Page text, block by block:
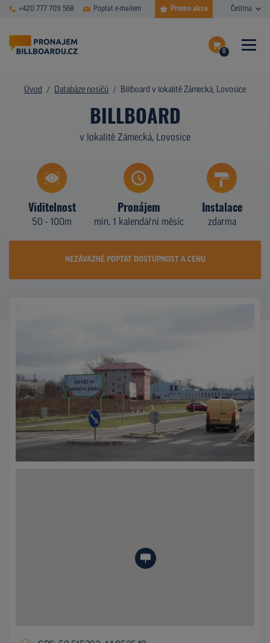
+420 777 709 568 Poptat e-mailem Promo akce Čeština
0
Dokončit poptávku
Zobrazit nosiče na mapě
ČASTÉ DOTAZY
DATABÁZE NOSIČŮ
PLOCHY V AKCI
CENY
Z PRAXE
KDO JSME
Úvod Databáze nosičů Billboard v lokalitě Zámecká, Lovosice
BILLBOARD
v lokalitě Zámecká, Lovosice
Viditelnost
50 - 100m
Pronájem
min. 1 kalendářní měsíc
Instalace
zdarma
NEZÁVAZNĚ POPTAT DOSTUPNOST A CENU